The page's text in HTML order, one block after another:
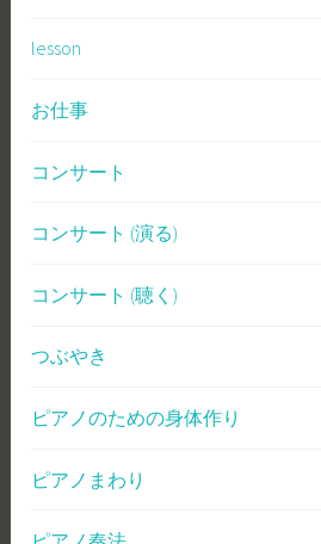
lesson
お仕事
コンサート
コンサート (演る)
コンサート (聴く)
つぶやき
ピアノのための身体作り
ピアノまわり